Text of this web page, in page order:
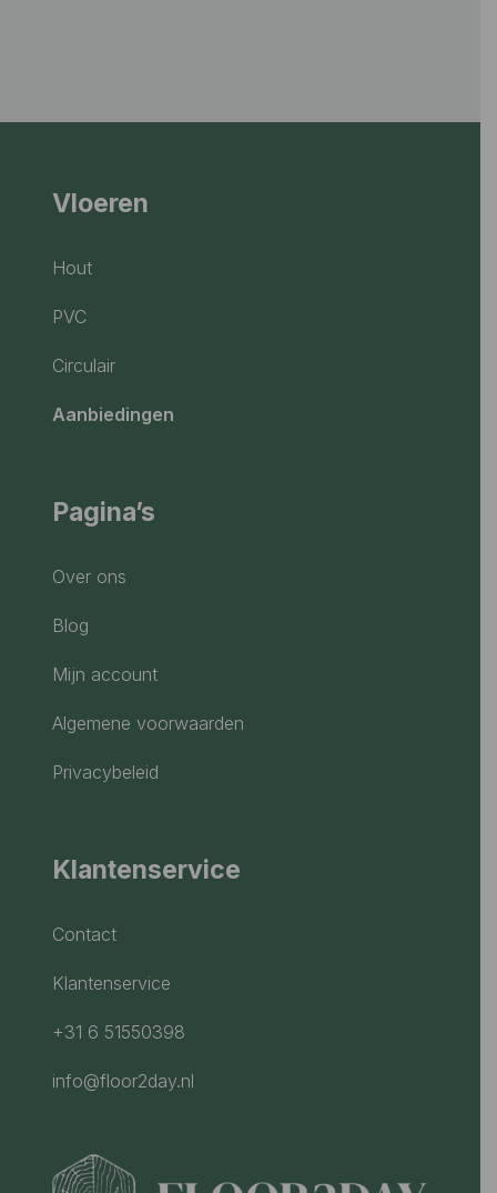
Vloeren
Hout
PVC
Circulair
Aanbiedingen
Pagina’s
Over ons
Blog
Mijn account
Algemene voorwaarden
Privacybeleid
Klantenservice
Contact
Klantenservice
+31 6 51550398
info@floor2day.nl